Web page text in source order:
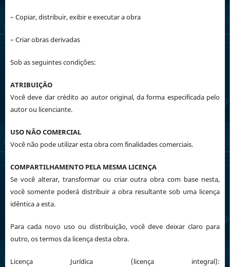
– Copiar, distribuir, exibir e executar a obra
– Criar obras derivadas
Sob as seguintes condições:
ATRIBUIÇÃO
Você deve dar crédito ao autor original, da forma especificada pelo
autor ou licenciante.
USO NÃO COMERCIAL
Você não pode utilizar esta obra com finalidades comerciais.
COMPARTILHAMENTO PELA MESMA LICENÇA
Se você alterar, transformar ou criar outra obra com base nesta,
você somente poderá distribuir a obra resultante sob uma licença
idêntica a esta.
Para cada novo uso ou distribuição, você deve deixar claro para
outro, os termos da licença desta obra.
Licença Jurídica (licença integral):